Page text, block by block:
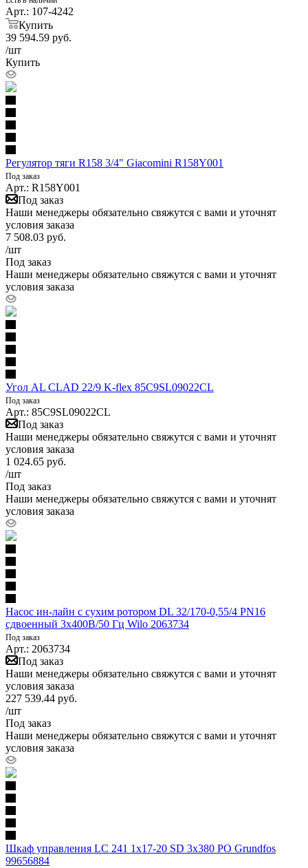
Арт.: 107-4242
Купить
39 594.59 руб.
/шт
Купить
Регулятор тяги R158 3/4" Giacomini R158Y001
Под заказ
Арт.: R158Y001
Под заказ
Наши менеджеры обязательно свяжутся с вами и уточнят
условия заказа
7 508.03 руб.
/шт
Под заказ
Наши менеджеры обязательно свяжутся с вами и уточнят
условия заказа
Угол AL CLAD 22/9 K-flex 85C9SL09022CL
Под заказ
Арт.: 85C9SL09022CL
Под заказ
Наши менеджеры обязательно свяжутся с вами и уточнят
условия заказа
1 024.65 руб.
/шт
Под заказ
Наши менеджеры обязательно свяжутся с вами и уточнят
условия заказа
Насос ин-лайн с сухим ротором DL 32/170-0,55/4 PN16
сдвоенный 3х400В/50 Гц Wilo 2063734
Под заказ
Арт.: 2063734
Под заказ
Наши менеджеры обязательно свяжутся с вами и уточнят
условия заказа
227 539.44 руб.
/шт
Под заказ
Наши менеджеры обязательно свяжутся с вами и уточнят
условия заказа
Шкаф управления LC 241 1x17-20 SD 3x380 PO Grundfos
99656884